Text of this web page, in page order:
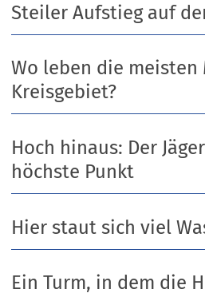
Steiler Aufstieg auf
Wo leben die meisten
Kreisgebiet?
Hoch hinaus: Der
höchste Punkt
Hier staut sich viel
Ein Turm, in dem die